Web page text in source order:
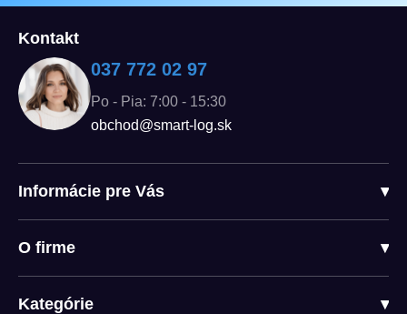
Kontakt
037 772 02 97
Po - Pia: 7:00 - 15:30
obchod@smart-log.sk
Informácie pre Vás ▾
O firme ▾
Kategórie ▾